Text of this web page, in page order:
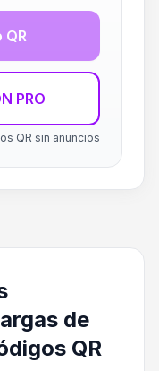
PRO
QR sin anuncios
de
QR